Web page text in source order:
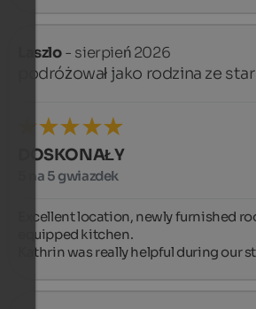
Laszlo- sierpień 2026
podróżował jako rodzina ze
DOSKONAŁY
5 na 5 gwiazdek
Excellent location, newly furnished
equipped kitchen.
Kathrin was really helpful during our